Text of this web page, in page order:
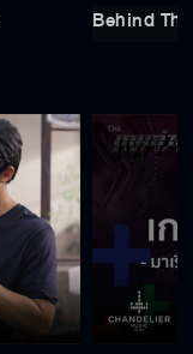
Behind